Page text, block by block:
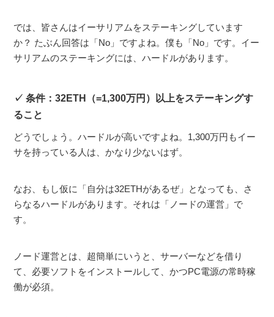
では、皆さんはイーサリアムをステーキングしています
か？ たぶん回答は「No」ですよね。僕も「No」です。イー
サリアムのステーキングには、ハードルがあります。
条件：32ETH（=1,300万円）以上をステーキングす
ること
どうでしょう。ハードルが高いですよね。1,300万円もイー
サを持っている人は、かなり少ないはず。
なお、もし仮に「自分は32ETHがあるぜ」となっても、さ
らなるハードルがあります。それは「ノードの運営」で
す。
ノード運営とは、超簡単にいうと、サーバーなどを借り
て、必要ソフトをインストールして、かつPC電源の常時稼
働が必須。